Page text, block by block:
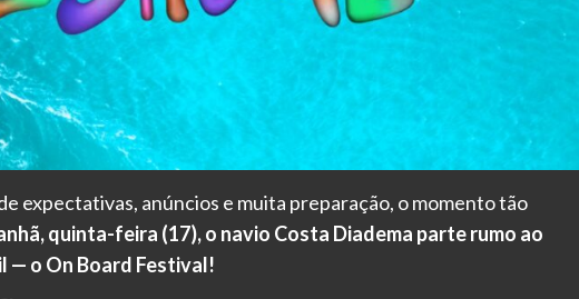
expectativas, anúncios e muita preparação, o momento tão
quinta-feira (17), o navio Costa Diadema parte rumo ao
— o On Board Festival!